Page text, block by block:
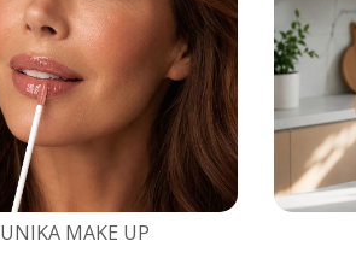
UNIKA MAKE UP